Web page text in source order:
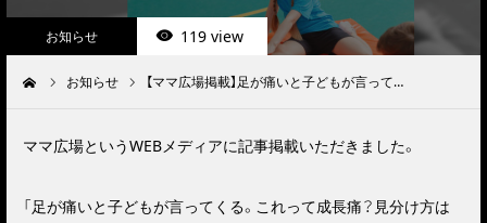
お知らせ 119 view
お知らせ 【ママ広場掲載】足が痛いと子どもが言って…
ママ広場というWEBメディアに記事掲載いただきました。
「足が痛いと子どもが言ってくる。これって成長痛？見分け方は
BLOG
お問い合わせ